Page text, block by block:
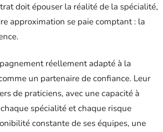
doit épouser la réalité de la spécialité,
approximation se paie comptant : la
réellement adapté à la
un partenaire de confiance. Leur
de praticiens, avec une capacité à
spécialité et chaque risque
constante de ses équipes, une